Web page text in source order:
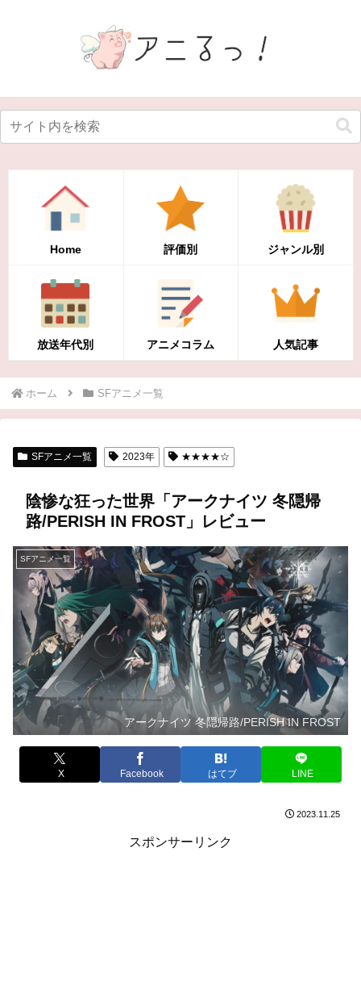
Home 評価別 ジャンル別
放送年代別 アニメコラム 人気記事
ホーム SFアニメ一覧
SFアニメ一覧 2023年 ★★★★☆
陰惨な狂った世界「アークナイツ 冬隠帰
路/PERISH IN FROST」レビュー
SFアニメ一覧
アークナイツ 冬隠帰路/PERISH IN FROST
X Facebook はてブ LINE
2023.11.25
スポンサーリンク